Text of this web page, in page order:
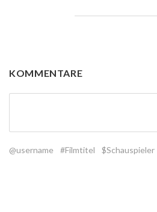
KOMMENTARE
@username #Filmtitel $Schauspieler